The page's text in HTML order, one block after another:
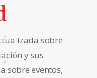
sobre
y sus
sobre eventos,